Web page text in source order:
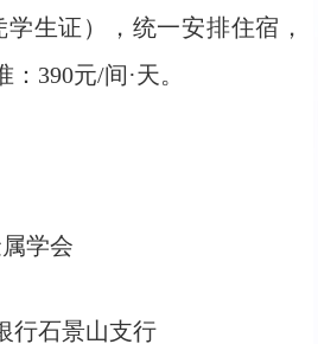
生证），统一安排住宿，
390元/间·天。
学会
行石景山支行